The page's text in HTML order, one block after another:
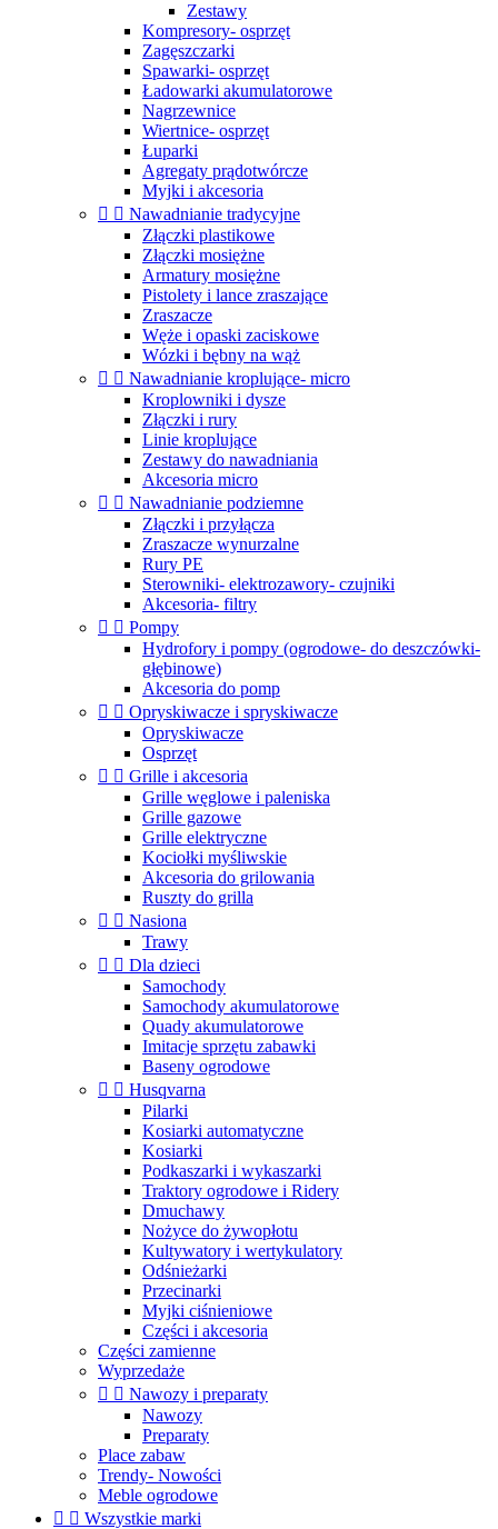
Zestawy
Kompresory- osprzęt
Zagęszczarki
Spawarki- osprzęt
Ładowarki akumulatorowe
Nagrzewnice
Wiertnice- osprzęt
Łuparki
Agregaty prądotwórcze
Myjki i akcesoria
  Nawadnianie tradycyjne
Złączki plastikowe
Złączki mosiężne
Armatury mosiężne
Pistolety i lance zraszające
Zraszacze
Węże i opaski zaciskowe
Wózki i bębny na wąż
  Nawadnianie kroplujące- micro
Kroplowniki i dysze
Złączki i rury
Linie kroplujące
Zestawy do nawadniania
Akcesoria micro
  Nawadnianie podziemne
Złączki i przyłącza
Zraszacze wynurzalne
Rury PE
Sterowniki- elektrozawory- czujniki
Akcesoria- filtry
  Pompy
Hydrofory i pompy (ogrodowe- do deszczówki-
głębinowe)
Akcesoria do pomp
  Opryskiwacze i spryskiwacze
Opryskiwacze
Osprzęt
  Grille i akcesoria
Grille węglowe i paleniska
Grille gazowe
Grille elektryczne
Kociołki myśliwskie
Akcesoria do grilowania
Ruszty do grilla
  Nasiona
Trawy
  Dla dzieci
Samochody
Samochody akumulatorowe
Quady akumulatorowe
Imitacje sprzętu zabawki
Baseny ogrodowe
  Husqvarna
Pilarki
Kosiarki automatyczne
Kosiarki
Podkaszarki i wykaszarki
Traktory ogrodowe i Ridery
Dmuchawy
Nożyce do żywopłotu
Kultywatory i wertykulatory
Odśnieżarki
Przecinarki
Myjki ciśnieniowe
Części i akcesoria
Części zamienne
Wyprzedaże
  Nawozy i preparaty
Nawozy
Preparaty
Place zabaw
Trendy- Nowości
Meble ogrodowe
  Wszystkie marki